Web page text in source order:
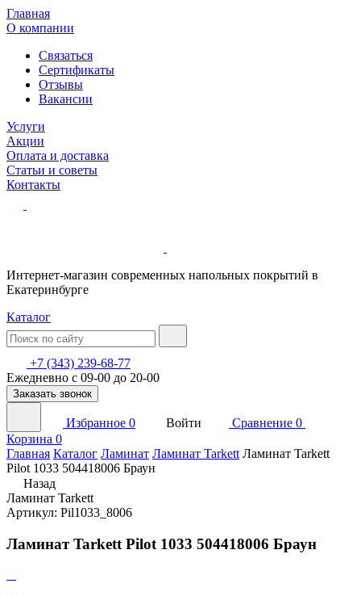
Главная
О компании
Связаться
Сертификаты
Отзывы
Вакансии
Услуги
Акции
Оплата и доставка
Статьи и советы
Контакты
Интернет-магазин современных напольных покрытий в
Екатеринбурге
Каталог
+7 (343) 239-68-77
Ежедневно с 09-00 до 20-00
Заказать звонок
Избранное 0 Войти Сравнение 0
Корзина 0
Главная Каталог Ламинат Ламинат Tarkett Ламинат Tarkett
Pilot 1033 504418006 Браун
Назад
Ламинат Tarkett
Артикул: Pil1033_8006
Ламинат Tarkett Pilot 1033 504418006 Браун